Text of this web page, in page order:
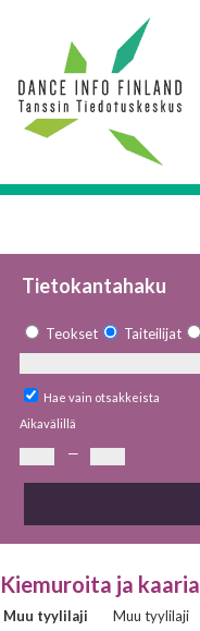
Tietokantahaku
Teokset Taiteilijat
Hae vain otsakkeista
Aikavälillä
—
Kiemuroita ja kaaria
Muu tyylilaji
Muu tyylilaji